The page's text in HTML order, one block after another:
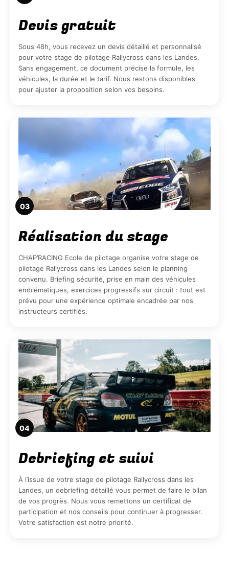
Devis gratuit
Sous 48h, vous recevez un devis détaillé et personnalisé
pour votre stage de pilotage Rallycross dans les Landes.
Sans engagement, ce document précise la formule, les
véhicules, la durée et le tarif. Nous restons disponibles
pour ajuster la proposition selon vos besoins.
03
Réalisation du stage
CHAP’RACING Ecole de pilotage organise votre stage de
pilotage Rallycross dans les Landes selon le planning
convenu. Briefing sécurité, prise en main des véhicules
emblématiques, exercices progressifs sur circuit : tout est
prévu pour une expérience optimale encadrée par nos
instructeurs certifiés.
04
Debriefing et suivi
À l’issue de votre stage de pilotage Rallycross dans les
Landes, un debriefing détaillé vous permet de faire le bilan
de vos progrès. Nous vous remettons un certificat de
participation et nos conseils pour continuer à progresser.
Votre satisfaction est notre priorité.